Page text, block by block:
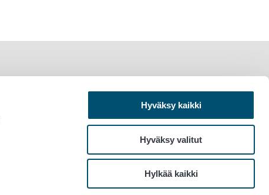
Hyväksy kaikki
Hyväksy valitut
Hylkää kaikki